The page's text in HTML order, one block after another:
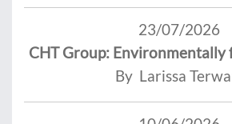
23/07/2026
CHT Group: Environmentally
By Larissa